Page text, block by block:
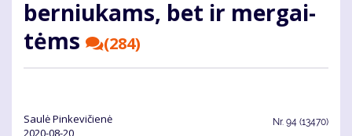
ber­niu­kams, bet ir mer­gai­
tėms
(284)
Saulė Pinkevičienė
2020-08-20
Nr. 94 (13470)